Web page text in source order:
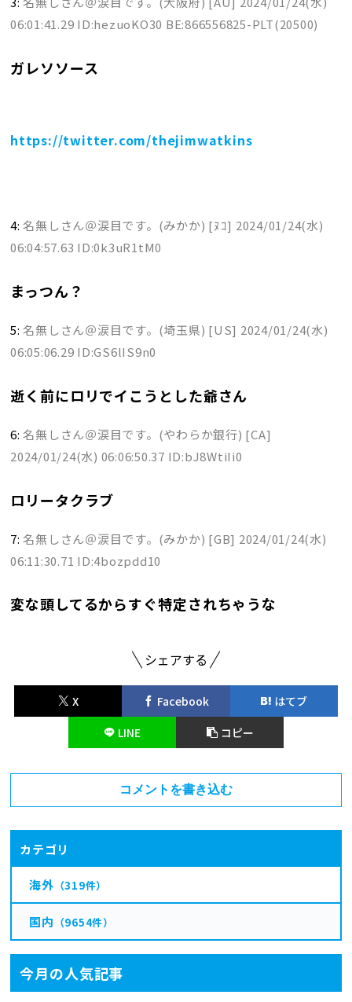
06:01:41.29 ID:hezuoKO30 BE:866556825-PLT(20500)
ガレソソース
https://twitter.com/thejimwatkins
4:名無しさん＠涙目です。(みかか) [ﾇｺ] 2024/01/24(水)
06:04:57.63 ID:0k3uR1tM0
まっつん？
5:名無しさん＠涙目です。(埼玉県) [US] 2024/01/24(水)
06:05:06.29 ID:GS6lIS9n0
逝く前にロリでイこうとした爺さん
6:名無しさん＠涙目です。(やわらか銀行) [CA]
2024/01/24(水) 06:06:50.37 ID:bJ8WtiIi0
ロリータクラブ
7:名無しさん＠涙目です。(みかか) [GB] 2024/01/24(水)
06:11:30.71 ID:4bozpdd10
変な頭してるからすぐ特定されちゃうな
シェアする
X Facebook
はてブ
LINE
コピー
コメントを書き込む
カテゴリ
海外 （319件）
国内 （9654件）
今月の人気記事